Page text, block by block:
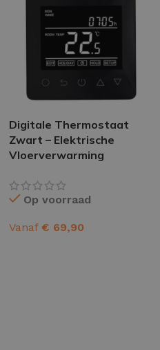
Digitale Thermostaat
Zwart – Elektrische
Vloerverwarming
Op voorraad
Vanaf € 69,90